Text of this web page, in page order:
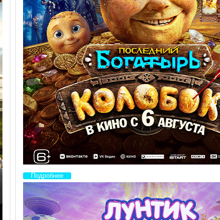
Подробнее